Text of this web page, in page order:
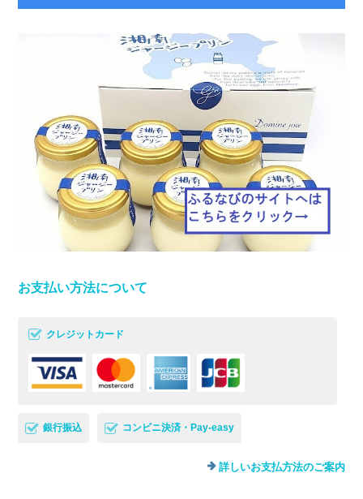
お支払い方法について
クレジットカード
銀行振込 コンビニ決済・Pay-easy
詳しいお支払方法のご案内